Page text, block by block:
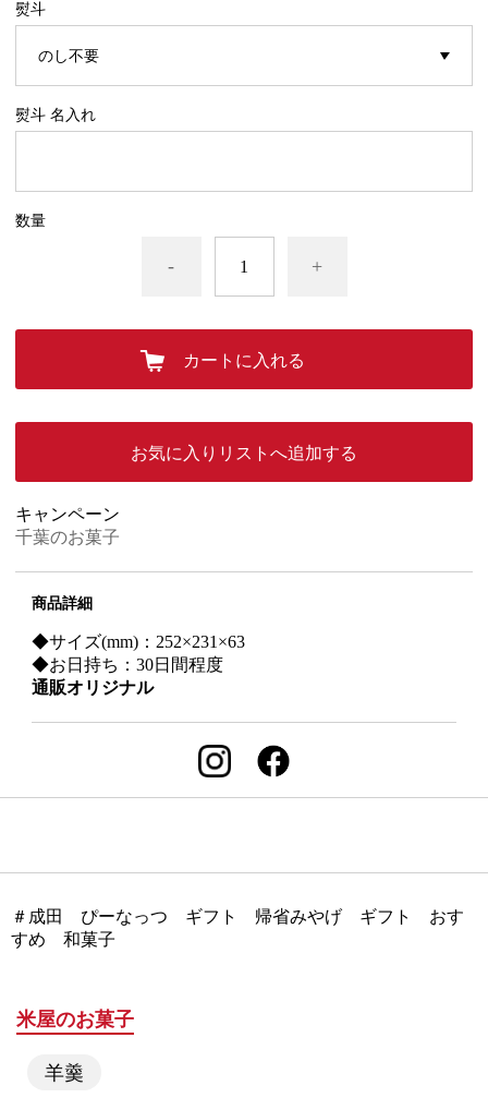
熨斗
熨斗 名入れ
数量
- +
カートに入れる
お気に入りリストへ追加する
キャンペーン
千葉のお菓子
商品詳細
◆サイズ(mm)：252×231×63
◆お日持ち：30日間程度
通販オリジナル
＃成田 ぴーなっつ ギフト 帰省みやげ ギフト おす
すめ 和菓子
米屋のお菓子
羊羹